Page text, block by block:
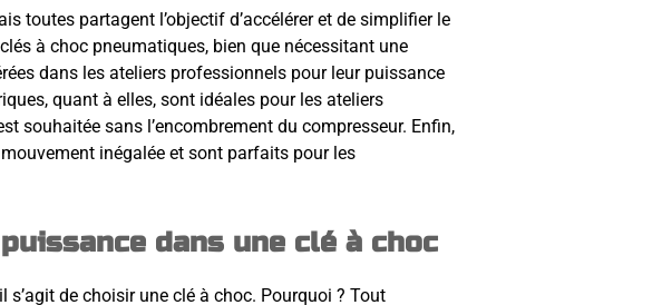
toutes partagent l’objectif d’accélérer et de simplifier le
à choc pneumatiques, bien que nécessitant une
dans les ateliers professionnels pour leur puissance
quant à elles, sont idéales pour les ateliers
souhaitée sans l’encombrement du compresseur. Enfin,
inégalée et sont parfaits pour les
dans une clé à choc
s’agit de choisir une clé à choc. Pourquoi ? Tout